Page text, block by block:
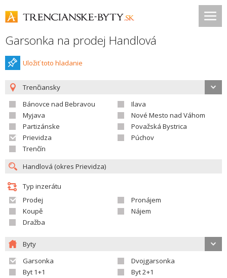
Garsonka na prodej Handlová
Uložiť toto hladanie
Trenčiansky
Bánovce nad Bebravou
Ilava
Myjava
Nové Mesto nad Váhom
Partizánske
Považská Bystrica
Prievidza
Púchov
Trenčín
Typ inzerátu
Prodej
Pronájem
Koupě
Nájem
Dražba
Byty
Garsonka
Dvojgarsonka
Byt 1+1
Byt 2+1